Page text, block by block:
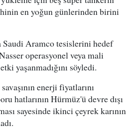
en yoğun günlerinden birini
Saudi Aramco tesislerini hedef
operasyonel veya mali
yaşanmadığını söyledi.
enerji fiyatlarını
hatlarının Hürmüz'ü devre dışı
sayesinde ikinci çeyrek karının